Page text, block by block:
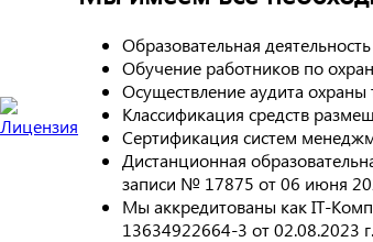
Образовательная
Обучение работников по
Осуществление аудита
Классификация средств
Сертификация систем
Дистанционная
записи № 17875 от 06 июня
Мы аккредитованы как IT-
13634922664-3 от 02.08.2023